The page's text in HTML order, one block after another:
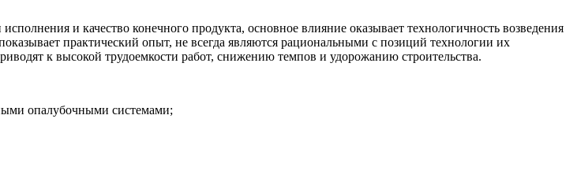
и качество конечного продукта, основное влияние оказывает технологичность возведения
практический опыт, не всегда являются рациональными с позиций технологии их
к высокой трудоемкости работ, снижению темпов и удорожанию строительства.
опалубочными системами;